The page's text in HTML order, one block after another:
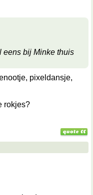
eens bij Minke thuis
pixeldansje,
rokjes?